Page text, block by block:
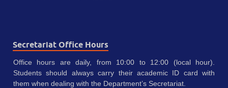
Secretariat Office Hours
Office hours are daily, from 10:00 to 12:00 (local hour).
Students should always carry their academic ID card with
them when dealing with the Department’s Secretariat.